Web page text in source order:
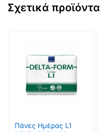
Σχετικά προϊόντα
Πάνες Ημέρας L1
προϊόν
έχει
πολλαπλές
παραλλαγές.
μπορούν